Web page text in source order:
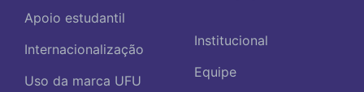
Apoio estudantil
Internacionalização
Uso da marca UFU
Institucional
Equipe